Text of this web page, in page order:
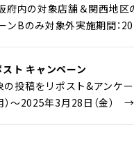
府内の対象店舗＆関西地
Bのみ対象外実施期間：
ト キャンペーン
投稿をリポスト&アン
）～2025年3月28日（金